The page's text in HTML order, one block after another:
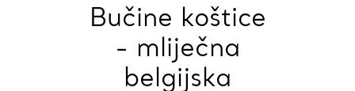
Bučine koštice
- mliječna
belgijska